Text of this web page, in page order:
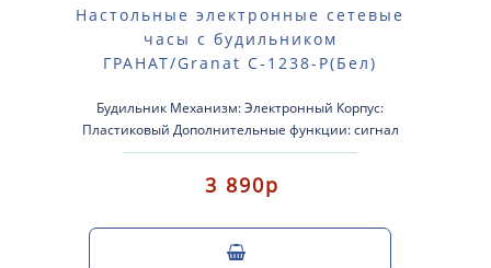
Настольные электронные сетевые
часы с будильником
ГРАНАТ/Granat С-1238-Р(Бел)
Будильник Механизм: Электронный Корпус:
Пластиковый Дополнительные функции: сигнал
beep Размер: 150х76х78 мм. Пи..
3 890р